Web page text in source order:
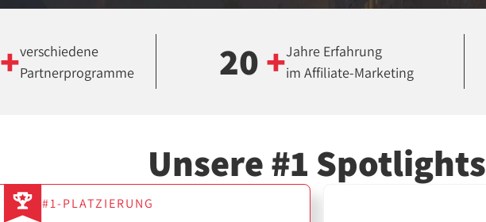
+verschiedene
Partnerprogramme
20+Jahre Erfahrung
im Affiliate-Marketing
Unsere #1 Spotlights
#1-PLATZIERUNG